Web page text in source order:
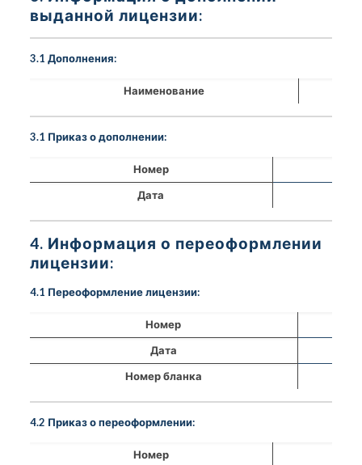
выданной лицензии:
3.1 Дополнения:
Наименование
3.1 Приказ о дополнении:
Номер
Дата
4. Информация о переоформлении
лицензии:
4.1 Переоформление лицензии:
Номер
Дата
Номер бланка
4.2 Приказ о переоформлении:
Номер